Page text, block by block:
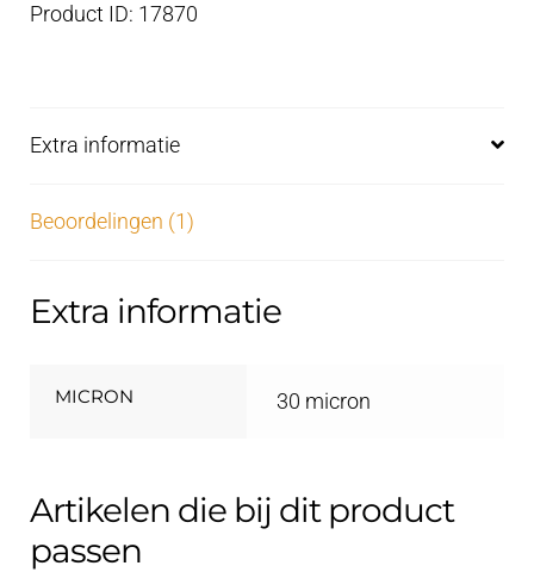
Product ID: 17870
Extra informatie
Beoordelingen (1)
Extra informatie
MICRON 30 micron
Artikelen die bij dit product
passen